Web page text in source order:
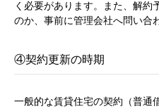
く必要があります。また、解約
のか、事前に管理会社へ問い合
④契約更新の時期
一般的な賃貸住宅の契約（普通